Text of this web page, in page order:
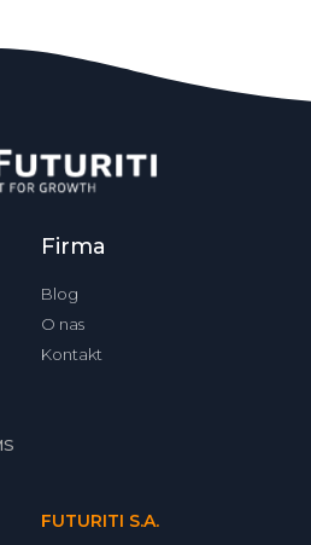
Firma
Blog
O nas
Kontakt
FUTURITI S.A.